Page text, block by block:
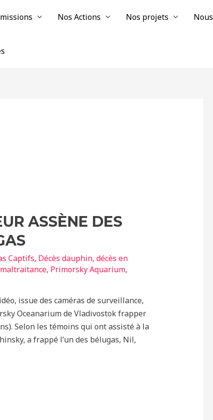
Nos Actions Nos projets
ASSÈNE DES
Captifs, Décès dauphin, décès en
maltraitance, Primorsky Aquarium,
issue des caméras de surveillance,
Oceanarium de Vladivostok frapper
Selon les témoins qui ont assisté à la
a frappé l’un des bélugas, Nil,